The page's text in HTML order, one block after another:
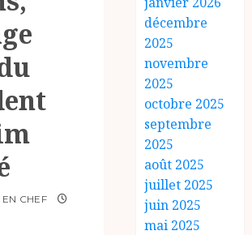
CHEF
décembre
2025
novembre
2025
octobre 2025
septembre
2025
août 2025
juillet 2025
juin 2025
mai 2025